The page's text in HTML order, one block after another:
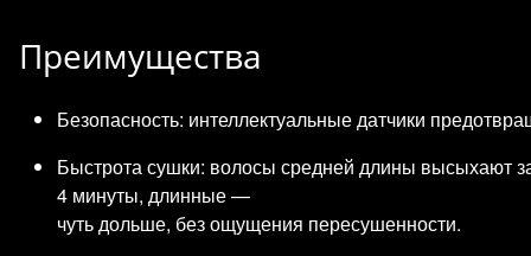
Преимущества
Безопасность: интеллектуальные датчики
Быстрота сушки: волосы средней длины высыхают
4 минуты, длинные —
чуть дольше, без ощущения пересушенности.